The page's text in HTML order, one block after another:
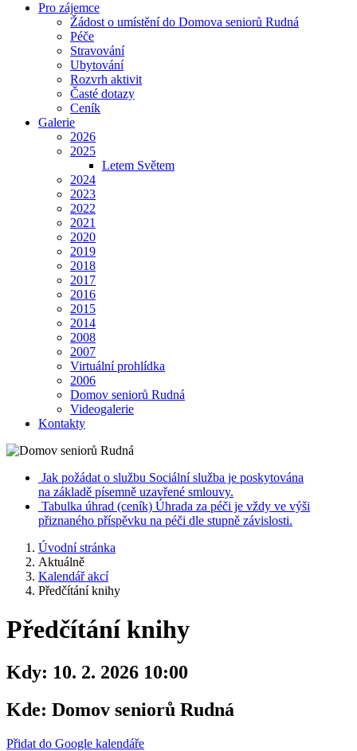
Pro zájemce
Žádost o umístění do Domova seniorů Rudná
Péče
Stravování
Ubytování
Rozvrh aktivit
Časté dotazy
Ceník
Galerie
2026
2025
Letem Světem
2024
2023
2022
2021
2020
2019
2018
2017
2016
2015
2014
2008
2007
Virtuální prohlídka
2006
Domov seniorů Rudná
Videogalerie
Kontakty
Jak požádat o službu Sociální služba je poskytována
na základě písemně uzavřené smlouvy.
Tabulka úhrad (ceník) Úhrada za péči je vždy ve výši
přiznaného příspěvku na péči dle stupně závislosti.
Úvodní stránka
Aktuálně
Kalendář akcí
Předčítání knihy
Předčítání knihy
Kdy: 10. 2. 2026 10:00
Kde: Domov seniorů Rudná
Přidat do Google kalendáře